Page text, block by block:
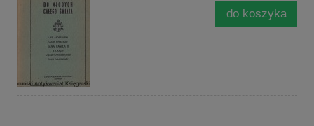
do koszyka